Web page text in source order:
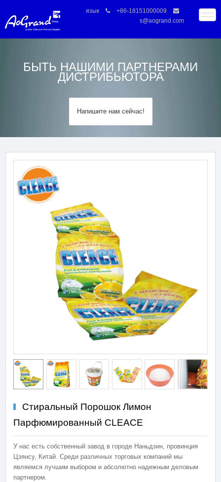
язык
+86-18151000009
s@aogrand.com
БЫТЬ НАШИМИ ПАРТНЕРАМИ
ДИСТРИБЬЮТОРА
Напишите нам сейчас!
Стиральный Порошок Лимон
Парфюмированный CLEACE
У нас есть собственный завод в городе Наньдзин, провинция
Цзянсу, Китай. Среди различных торговых компаний мы
являемся лучшим выбором и абсолютно надежным деловым
партнером.